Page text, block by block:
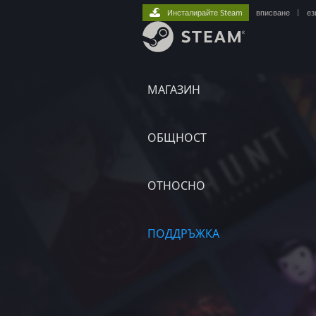
МАГАЗИН
ОБЩНОСТ
ОТНОСНО
ПОДДРЪЖКА
Инсталирайте Steam вписване